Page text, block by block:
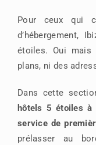
Pour ceux qui
d’hébergement,
étoiles. Oui
plans, ni des
Dans cette
hôtels 5 étoiles
service de
prélasser au